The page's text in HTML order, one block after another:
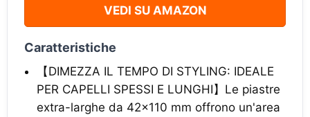
VEDI SU AMAZON
Caratteristiche
【DIMEZZA IL TEMPO DI STYLING: IDEALE
PER CAPELLI SPESSI E LUNGHI】Le piastre
extra-larghe da 42x110 mm offrono un'area